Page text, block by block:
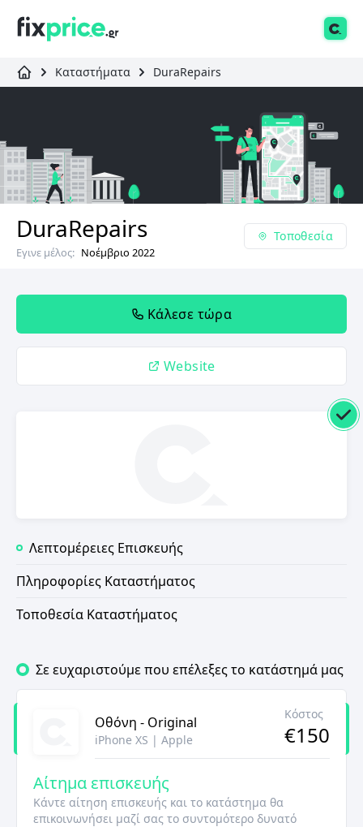
Καταστήματα DuraRepairs
DuraRepairs
Εγινε μέλος: Νοέμβριο 2022
Τοποθεσία
Κάλεσε τώρα
Website
Λεπτομέρειες Επισκευής
Πληροφορίες Καταστήματος
Τοποθεσία Καταστήματος
Σε ευχαριστούμε που επέλεξες το κατάστημά μας
Οθόνη - Original
iPhone XS | Apple
Κόστος
€150
Αίτημα επισκευής
Κάντε αίτηση επισκευής και το κατάστημα θα
επικοινωνήσει μαζί σας το συντομότερο δυνατό